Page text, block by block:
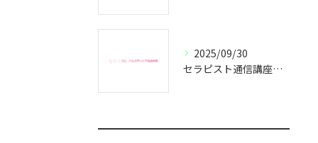
2025/09/30
セラピスト通信講座で副業成功の秘訣